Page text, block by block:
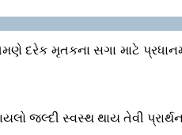
દરેક મૃતકના સગા માટે
જલ્દી સ્વસ્થ થાય તેવી